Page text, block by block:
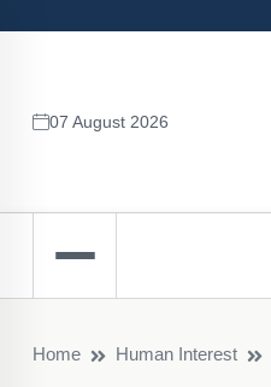
07 August 2026
Home Human Interest